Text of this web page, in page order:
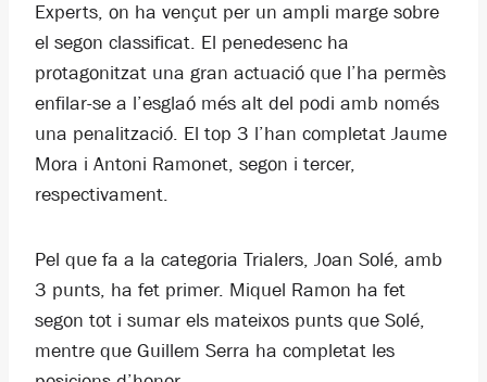
Experts, on ha vençut per un ampli marge sobre
el segon classificat. El penedesenc ha
protagonitzat una gran actuació que l’ha permès
enfilar-se a l’esglaó més alt del podi amb només
una penalització. El top 3 l’han completat Jaume
Mora i Antoni Ramonet, segon i tercer,
respectivament.
Pel que fa a la categoria Trialers, Joan Solé, amb
3 punts, ha fet primer. Miquel Ramon ha fet
segon tot i sumar els mateixos punts que Solé,
mentre que Guillem Serra ha completat les